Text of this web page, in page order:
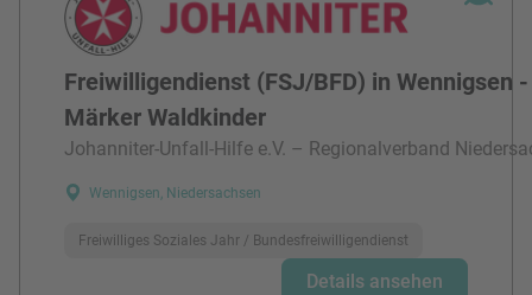
Freiwilligendienst (FSJ/BFD) in Wennigsen
Märker Waldkinder
Johanniter-Unfall-Hilfe e.V. – Regionalverband
Wennigsen, Niedersachsen
Freiwilliges Soziales Jahr / Bundesfreiwilligendienst
Details ansehen